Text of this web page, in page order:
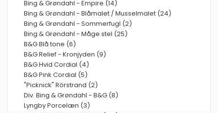
Bing & Grøndahl - Empire (14)
Bing & Grøndahl - Blåmalet / Musselmalet (24)
Bing & Grøndahl - Sommerfugl (2)
Bing & Grøndahl - Måge stel (25)
B&G Blå tone (6)
B&G Relief - Kronjyden (9)
B&G Hvid Cordial (4)
B&G Pink Cordial (5)
"Picknick" Rörstrand (2)
Div. Bing & Grøndahl - B&G (8)
Lyngby Porcelæn (3)